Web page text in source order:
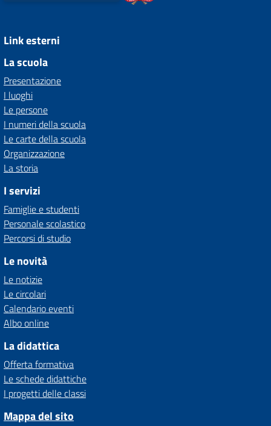
Link esterni
La scuola
Presentazione
I luoghi
Le persone
I numeri della scuola
Le carte della scuola
Organizzazione
La storia
I servizi
Famiglie e studenti
Personale scolastico
Percorsi di studio
Le novità
Le notizie
Le circolari
Calendario eventi
Albo online
La didattica
Offerta formativa
Le schede didattiche
I progetti delle classi
Mappa del sito